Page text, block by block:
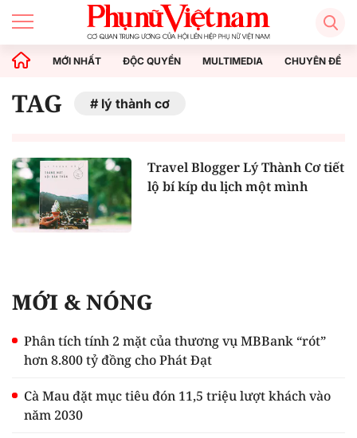
MỚI NHẤT ĐỘC QUYỀN MULTIMEDIA CHUYÊN ĐỀ
TAG lý thành cơ
Travel Blogger Lý Thành Cơ tiết
lộ bí kíp du lịch một mình
MỚI & NÓNG
Phân tích tính 2 mặt của thương vụ MBBank “rót”
hơn 8.800 tỷ đồng cho Phát Đạt
Cà Mau đặt mục tiêu đón 11,5 triệu lượt khách vào
năm 2030